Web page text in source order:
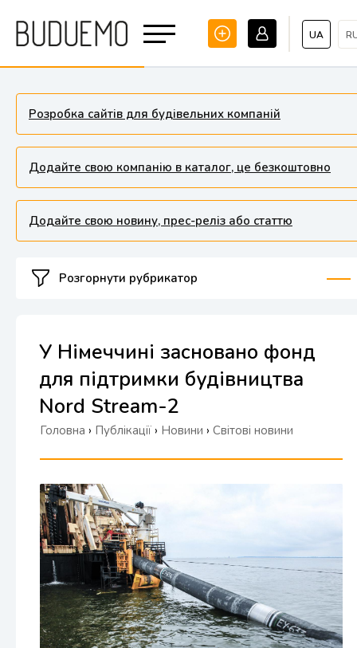
UA
Розробка сайтів для будівельних компаній
Додайте свою компанію в каталог, це безкоштовно
Додайте свою новину, прес-реліз або статтю
Розгорнути рубрикатор
У Німеччині засновано фонд
для підтримки будівництва
Nord Stream-2
Головна › Публікації › Новини › Світові новини